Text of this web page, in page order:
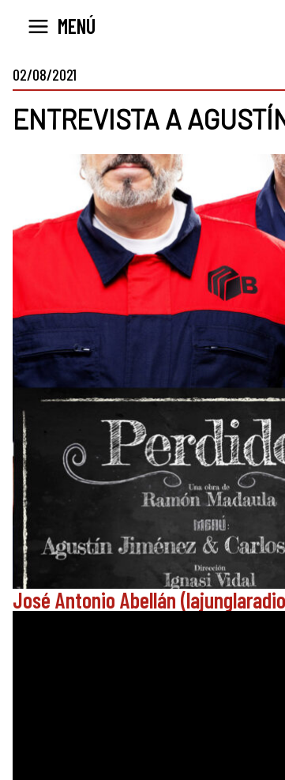
MENÚ
02/08/2021
ENTREVISTA A
José Antonio Abellán